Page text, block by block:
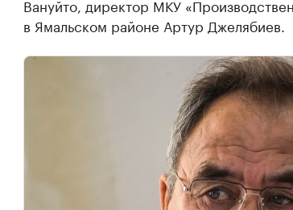
Вануйто, директор МКУ
в Ямальском районе Артур Джелябиев.